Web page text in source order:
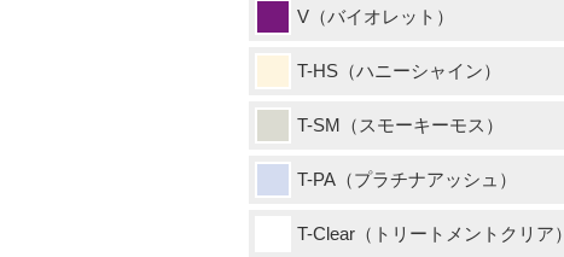
V（バイオレット）
T-HS（ハニーシャイン）
T-SM（スモーキーモス）
T-PA（プラチナアッシュ）
T-Clear（トリートメントクリア）